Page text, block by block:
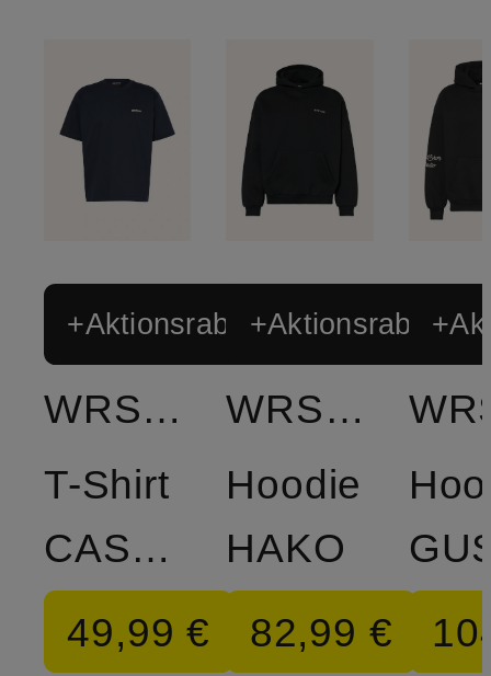
+Aktionsrabatt
WRSTBHVR
T-Shirt
CASSIAN
49,99 €
+Aktionsrabatt
WRSTBHVR
Hoodie
HAKO
82,99 €